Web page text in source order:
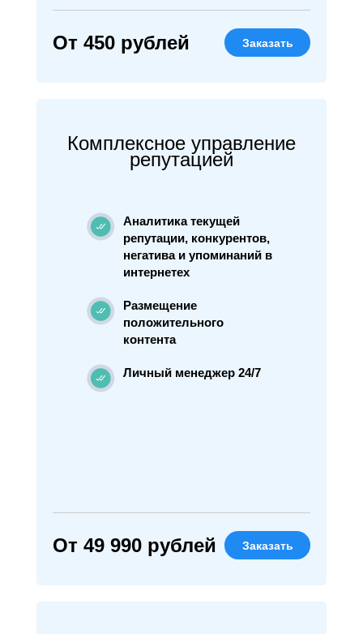
От 450 рублей Заказать
Комплексное управление
репутацией
Аналитика текущей
репутации, конкурентов,
негатива и упоминаний в
интернетех
Размещение
положительного
контента
Личный менеджер 24/7
От 49 990 рублей Заказать